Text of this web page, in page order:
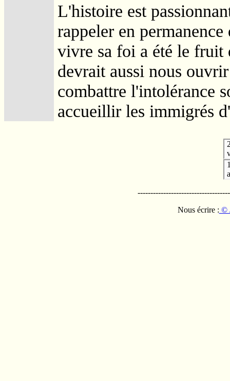
L'histoire est
rappeler en
vivre sa foi a été le fruit
devrait aussi nous
combattre l'intolérance
accueillir les immigrés
Nous écrire : ©